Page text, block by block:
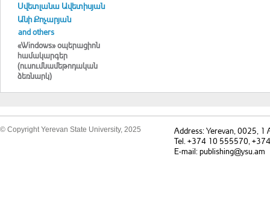
Սվետլանա Ավետիսյան
Անի Քոչարյան
and others
«Windows» օպերացիոն
համակարգեր
(ուսումնամեթոդական
ձեռնարկ)
© Copyright Yerevan State University, 2025
Address: Yerevan, 0025, 1
Tel. +374 10 555570,
E-mail: publishing@ysu.am